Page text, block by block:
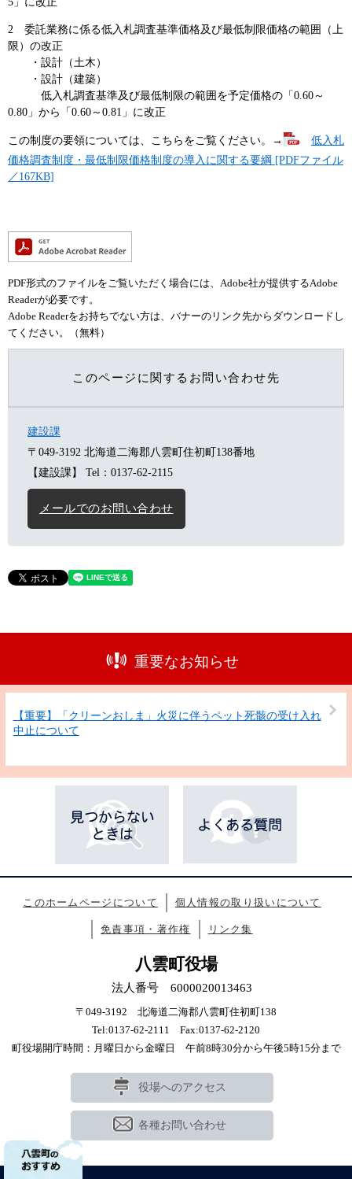
2 委託業務に係る低入札調査基準価格及び最低制限価格の範囲（上
限）の改正
・設計（土木）
・設計（建築）
低入札調査基準及び最低制限の範囲を予定価格の「0.60～
0.80」から「0.60～0.81」に改正
この制度の要領については、こちらをご覧ください。→
低入札
価格調査制度・最低制限価格制度の導入に関する要綱 [PDFファイル
／167KB]
PDF形式のファイルをご覧いただく場合には、Adobe社が提供するAdobe
Readerが必要です。
Adobe Readerをお持ちでない方は、バナーのリンク先からダウンロードし
てください。（無料）
このページに関するお問い合わせ先
建設課
〒049-3192 北海道二海郡八雲町住初町138番地
【建設課】
Tel：0137-62-2115
メールでのお問い合わせ
重要なお知らせ
【重要】「クリーンおしま」火災に伴うペット死骸の受け入れ
中止について
このホームページについて 個人情報の取り扱いについて
免責事項・著作権 リンク集
八雲町役場
法人番号 6000020013463
〒049-3192 北海道二海郡八雲町住初町138
Tel:0137-62-2111 Fax:0137-62-2120
町役場開庁時間：月曜日から金曜日 午前8時30分から午後5時15分まで
役場へのアクセス
各種お問い合わせ